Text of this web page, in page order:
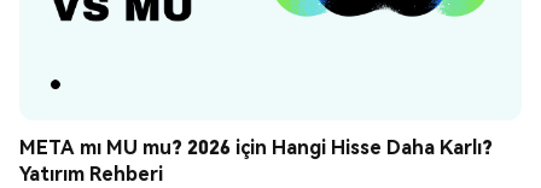
META mı MU mu? 2026 için Hangi Hisse Daha Karlı?
Yatırım Rehberi